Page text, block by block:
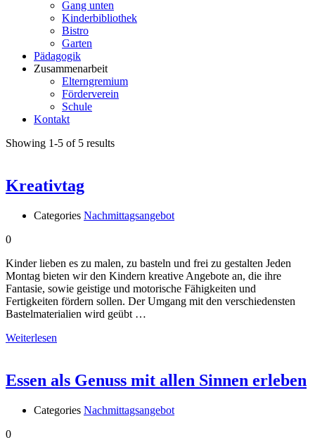
Gang unten
Kinderbibliothek
Bistro
Garten
Pädagogik
Zusammenarbeit
Elterngremium
Förderverein
Schule
Kontakt
Showing 1-5 of 5 results
Kreativtag
Categories Nachmittagsangebot
0
Kinder lieben es zu malen, zu basteln und frei zu gestalten Jeden
Montag bieten wir den Kindern kreative Angebote an, die ihre
Fantasie, sowie geistige und motorische Fähigkeiten und
Fertigkeiten fördern sollen. Der Umgang mit den verschiedensten
Bastelmaterialien wird geübt …
Weiterlesen
Essen als Genuss mit allen Sinnen erleben
Categories Nachmittagsangebot
0